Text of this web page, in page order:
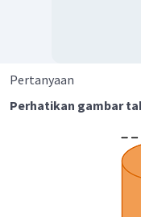
Pertanyaan
Perhatikan gambar